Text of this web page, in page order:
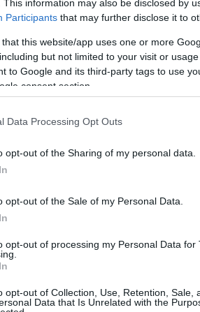
This information may also be disclosed by
Participants that may further disclose it to
that this website/app uses one or more
but not limited to your visit or
to Google and its third-party tags to use
consent section.
Data Processing Opt Outs
opt-out of the Sharing of my personal data.
opt-out of the Sale of my Personal Data.
opt-out of processing my Personal Data for
opt-out of Collection, Use, Retention, Sale,
Data that Is Unrelated with the
από την ανατροπή
του εμβολισμού τους
NOTAM τονίζεται ότι
εισέλθει στον χώρο που
πρέπει πρώτα να
πρόκειται για περιοχή που
RESERVATION DUE TO
ACTIVITIES WILL TAKE
ON 3826,5N 02609,5E